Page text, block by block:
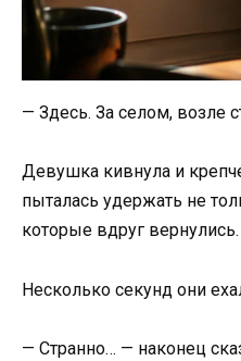
— Здесь. За селом, возле
Девушка кивнула и
пыталась удержать не
которые вдруг вернулись.
Несколько секунд они
— Странно… — наконец